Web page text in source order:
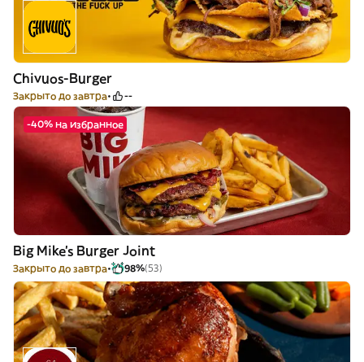
Chivuos-Burger
Закрыто до завтра --
-40% на избранное
Big Mike's Burger Joint
Закрыто до завтра 98%(53)